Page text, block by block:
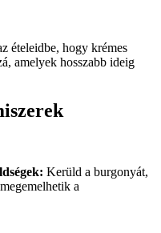
ételeidbe, hogy krémes
amelyek hosszabb ideig
Kerüld a burgonyát,
a